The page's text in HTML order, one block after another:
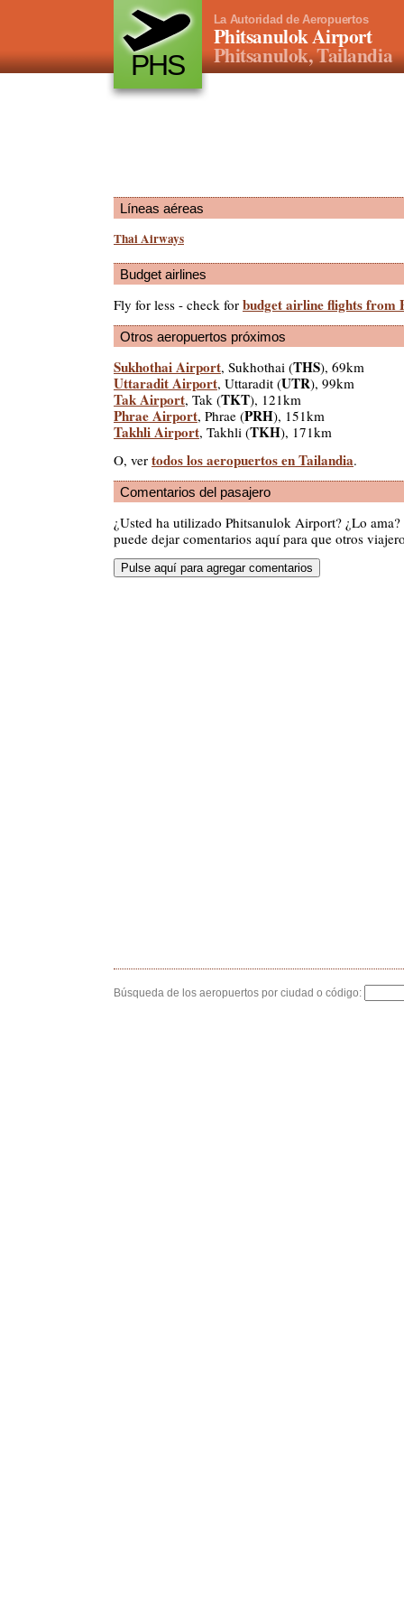
PHS
La Autoridad de Aeropuertos
Phitsanulok Airport
Phitsanulok, Tailandia
Líneas aéreas
Thai Airways
Budget airlines
Fly for less - check for budget airline flights from
Otros aeropuertos próximos
Sukhothai Airport, Sukhothai (THS), 69km
Uttaradit Airport, Uttaradit (UTR), 99km
Tak Airport, Tak (TKT), 121km
Phrae Airport, Phrae (PRH), 151km
Takhli Airport, Takhli (TKH), 171km
O, ver todos los aeropuertos en Tailandia.
Comentarios del pasajero
¿Usted ha utilizado Phitsanulok Airport? ¿Lo
puede dejar comentarios aquí para que otros
Búsqueda de los aeropuertos por ciudad o código: